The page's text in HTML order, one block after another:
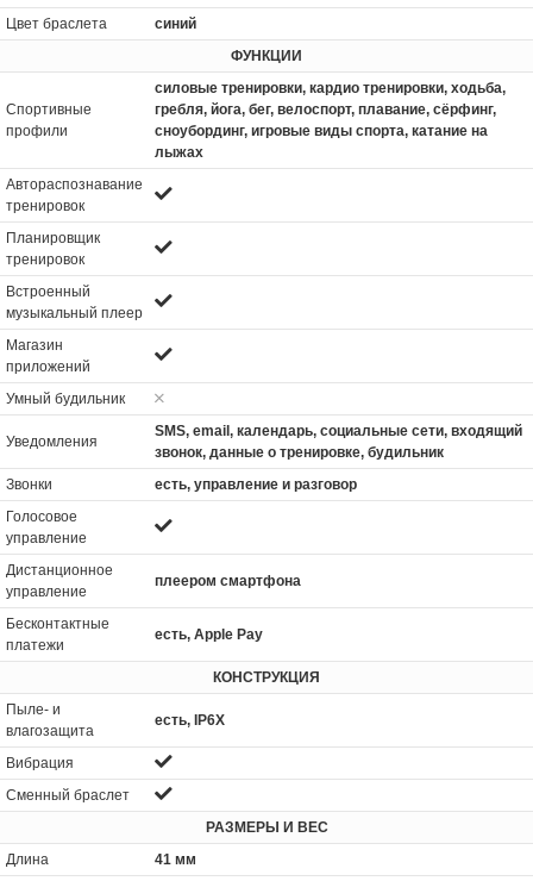
Цвет браслета
синий
ФУНКЦИИ
Спортивные
профили
силовые тренировки, кардио тренировки, xодьба,
гребля, йога, бег, велоспорт, плавание, сёрфинг,
сноубординг, игровые виды спорта, катание на
лыжах
Автораспознавание
тренировок
Планировщик
тренировок
Встроенный
музыкальный плеер
Магазин
приложений
Умный будильник
Уведомления
SMS, email, календарь, социальные сети, входящий
звонок, данные о тренировке, будильник
Звонки
есть, управление и разговор
Голосовое
управление
Дистанционное
управление
плеером смартфона
Бесконтактные
платежи
есть, Apple Pay
КОНСТРУКЦИЯ
Пыле- и
влагозащита
есть, IP6X
Вибрация
Сменный браслет
РАЗМЕРЫ И ВЕС
Длина
41 мм